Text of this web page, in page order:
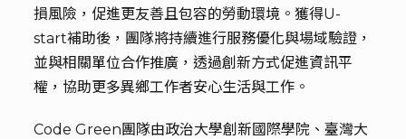
損風險，促進更友善且包容的勞動環境。獲得U-
start補助後，團隊將持續進行服務優化與場域驗證，
並與相關單位合作推廣，透過創新方式促進資訊平
權，協助更多異鄉工作者安心生活與工作。
Code Green團隊由政治大學創新國際學院、臺灣大